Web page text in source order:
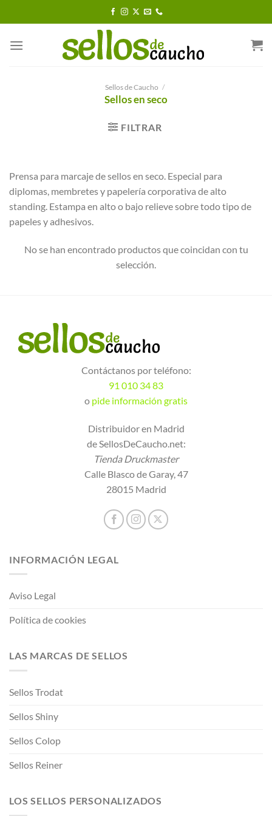
al
Sellos de Caucho /
Sellos en seco
FILTRAR
Prensa para marcaje de sellos en seco. Especial para
diplomas, membretes y papelería corporativa de alto
standing. Estampa en alto o bajo relieve sobre todo tipo de
papeles y adhesivos.
No se han encontrado productos que coincidan con tu
selección.
Contáctanos por teléfono:
91 010 34 83
o pide información gratis
Distribuidor en Madrid
de SellosDeCaucho.net:
Tienda Druckmaster
Calle Blasco de Garay, 47
28015 Madrid
INFORMACIÓN LEGAL
Aviso Legal
Política de cookies
LAS MARCAS DE SELLOS
Sellos Trodat
Sellos Shiny
Sellos Colop
Sellos Reiner
LOS SELLOS PERSONALIZADOS